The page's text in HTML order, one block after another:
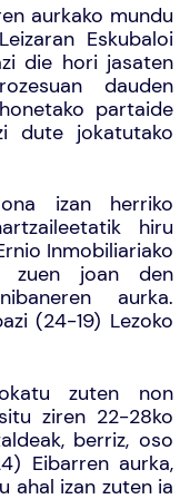
aurkako mundu
Eskubaloi
die hori jasaten
dauden
partaide
dute jokatutako
izan herriko
hiru
Inmobiliariako
zuen joan den
aurka.
(24-19) Lezoko
zuten non
ziren 22-28ko
berriz, oso
Eibarren aurka,
ahal izan zuten ia